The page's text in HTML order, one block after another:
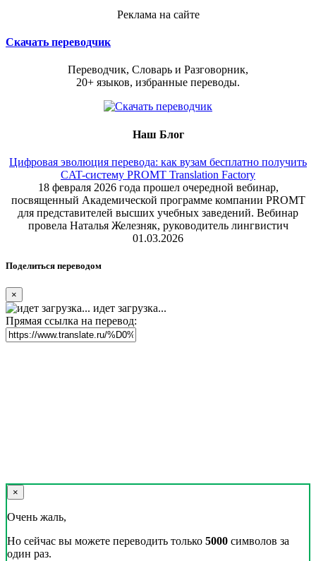
Реклама на сайте
Скачать переводчик
Переводчик, Словарь и Разговорник,
20+ языков, избранные переводы.
Наш Блог
Цифровая эволюция перевода: как вузам бесплатно получить
CAT-систему PROMT Translation Factory
18 февраля 2026 года прошел очередной вебинар,
посвященный Академической программе компании PROMT
для представителей высших учебных заведений. Вебинар
провела Наталья Железняк, руководитель лингвистич
01.03.2026
Поделиться переводом
×
идет загрузка...
Прямая ссылка на перевод:
×
Очень жаль,
Но сейчас вы можете переводить только 5000 символов за
один раз.